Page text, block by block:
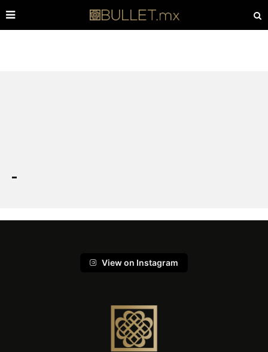
View on Instagram